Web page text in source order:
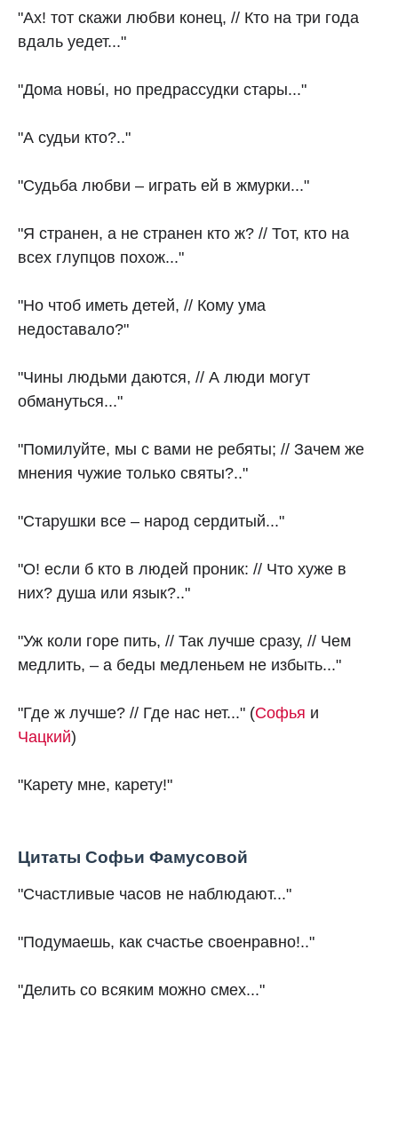
"Ах! тот скажи любви конец, // Кто на три года
вдаль уедет..."
"Дома новы́, но предрассудки стары..."
"А судьи кто?.."
"Судьба любви – играть ей в жмурки..."
"Я странен, а не странен кто ж? // Тот, кто на
всех глупцов похож..."
"Но чтоб иметь детей, // Кому ума
недоставало?"
"Чины людьми даются, // А люди могут
обмануться..."
"Помилуйте, мы с вами не ребяты; // Зачем же
мнения чужие только святы?.."
"Старушки все – народ сердитый..."
"О! если б кто в людей проник: // Что хуже в
них? душа или язык?.."
"Уж коли горе пить, // Так лучше сразу, // Чем
медлить, – а беды медленьем не избыть..."
"Где ж лучше? // Где нас нет..." (Софья и
Чацкий)
"Карету мне, карету!"
Цитаты Софьи Фамусовой
"Счастливые часов не наблюдают..."
"Подумаешь, как счастье своенравно!.."
"Делить со всяким можно смех..."